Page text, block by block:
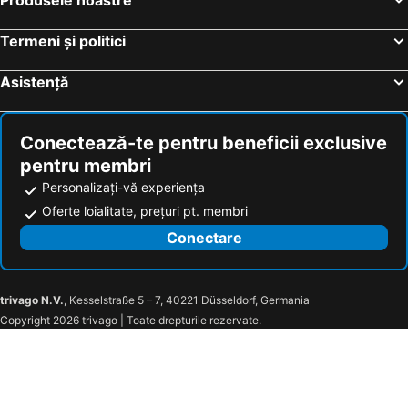
Termeni și politici
Asistență
Conectează-te pentru beneficii exclusive
pentru membri
Personalizați-vă experiența
Oferte loialitate, prețuri pt. membri
Conectare
trivago N.V., Kesselstraße 5 – 7, 40221 Düsseldorf, Germania
Copyright 2026 trivago | Toate drepturile rezervate.